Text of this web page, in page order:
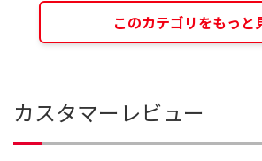
このカテゴリをもっと
カスタマーレビュー